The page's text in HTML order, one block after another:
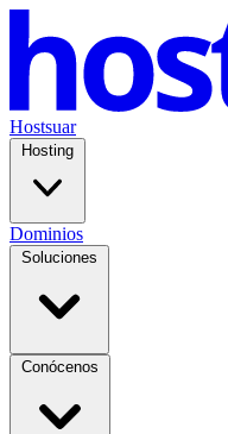
Hostsuar
Hosting
Dominios
Soluciones
Conócenos